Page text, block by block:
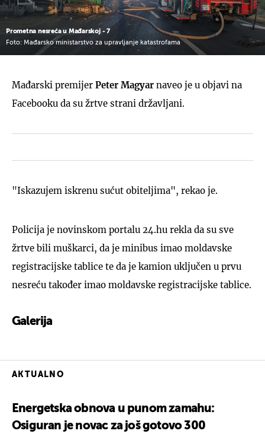
Prometna nesreća u Mađarskoj - 7
Foto: Mađarsko ministarstvo za upravljanje katastrofama
Mađarski premijer Peter Magyar naveo je u objavi na
Facebooku da su žrtve strani državljani.
"Iskazujem iskrenu sućut obiteljima", rekao je.
Policija je novinskom portalu 24.hu rekla da su sve
žrtve bili muškarci, da je minibus imao moldavske
registracijske tablice te da je kamion uključen u prvu
nesreću također imao moldavske registracijske tablice.
Galerija
AKTUALNO
Energetska obnova u punom zamahu:
Osiguran je novac za još gotovo 300